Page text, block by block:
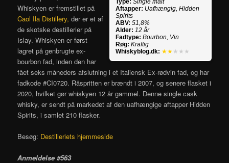
Aftapper: Uafhængig, Hidden
Spirits
ABV: 51,8%
Alder: 12 år
Fadtype: Bourbon, Vin
Røg: Kraftig
Whiskyblog.dk: ★★ ★★★
Whiskyen er fremstillet på
Caol Ila Distillery, der er et af
de skotske destillerier på
Islay. Whiskyen er først
lagret på genbrugte ex-
bourbon fad, inden den har
fået seks måneders afslutning i et Italiensk Ex-rødvin fad, og har
fadkode #CI0720. Råspritten er brændt i 2007, og senere flasket i
2020, hvilket gør whiskyen 12 år gammel. Denne single cask
whisky, er sendt på markedet af den uafhængige aftapper Hidden
Spirits, i samlet 210 flasker.
Besøg: Destilleriets hjemmeside
Anmeldelse #563